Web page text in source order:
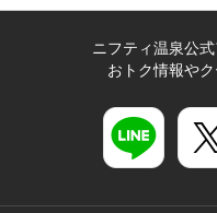
ニフティ温泉公
おトク情報や